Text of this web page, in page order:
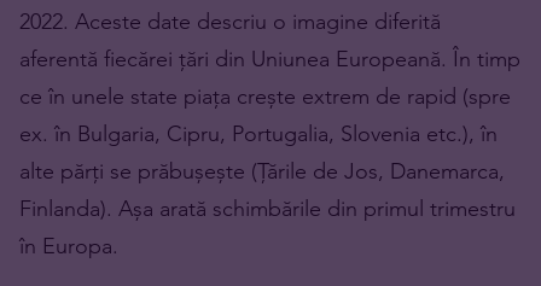
2022. Aceste date descriu o imagine diferită
aferentă fiecărei țări din Uniunea Europeană. În timp
ce în unele state piața crește extrem de rapid (spre
ex. în Bulgaria, Cipru, Portugalia, Slovenia etc.), în
alte părți se prăbușește (Țările de Jos, Danemarca,
Finlanda). Așa arată schimbările din primul trimestru
în Europa.